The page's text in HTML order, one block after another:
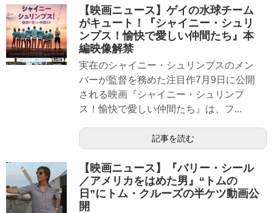
【映画ニュース】ゲイの水球チーム
がキュート！『シャイニー・シュリ
ンプス！愉快で愛しい仲間たち』本
編映像解禁
実在のシャイニー・シュリンプスのメン
バーが監督を務めた注目作7月9日に公開
される映画『シャイニー・シュリンプ
ス！愉快で愛しい仲間たち』は、フ...
記事を読む
【映画ニュース】『バリー・シール
／アメリカをはめた男』“トムの
日”にトム・クルーズの半ケツ動画公
開